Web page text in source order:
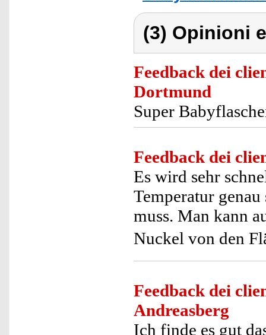
(3) Opinioni
Feedback dei
Dortmund
Super
Feedback dei
Es wird sehr
Temperatur genau
muss. Man kann
Nuckel von den
Feedback dei
Andreasberg
Ich finde es gut